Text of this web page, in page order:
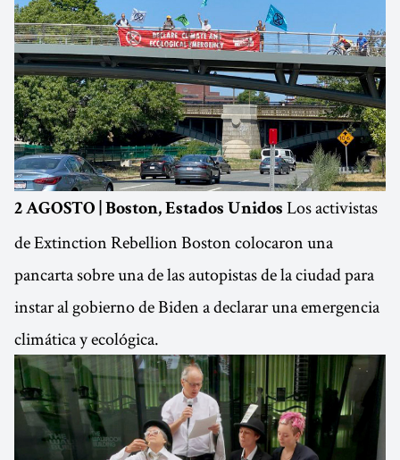
2 AGOSTO | Boston, Estados Unidos Los activistas
de Extinction Rebellion Boston colocaron una
pancarta sobre una de las autopistas de la ciudad para
instar al gobierno de Biden a declarar una emergencia
climática y ecológica.